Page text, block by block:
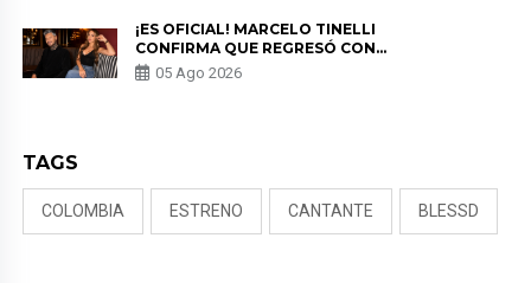
¡ES OFICIAL! MARCELO TINELLI
CONFIRMA QUE REGRESÓ CON
MILETT FIGUEROA: “EL AMOR
PUDO MÁS”
05 Ago 2026
TAGS
COLOMBIA ESTRENO CANTANTE BLESSD